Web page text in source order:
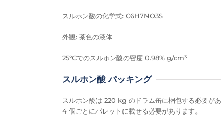
スルホン酸の化学式: C6H7NO3S
外観: 茶色の液体
25°Cでのスルホン酸の密度 0.98% g/cm³
スルホン酸 パッキング
スルホン酸は 220 kg のドラム缶に梱包する必要が
4 個ごとにパレットに載せる必要があります。